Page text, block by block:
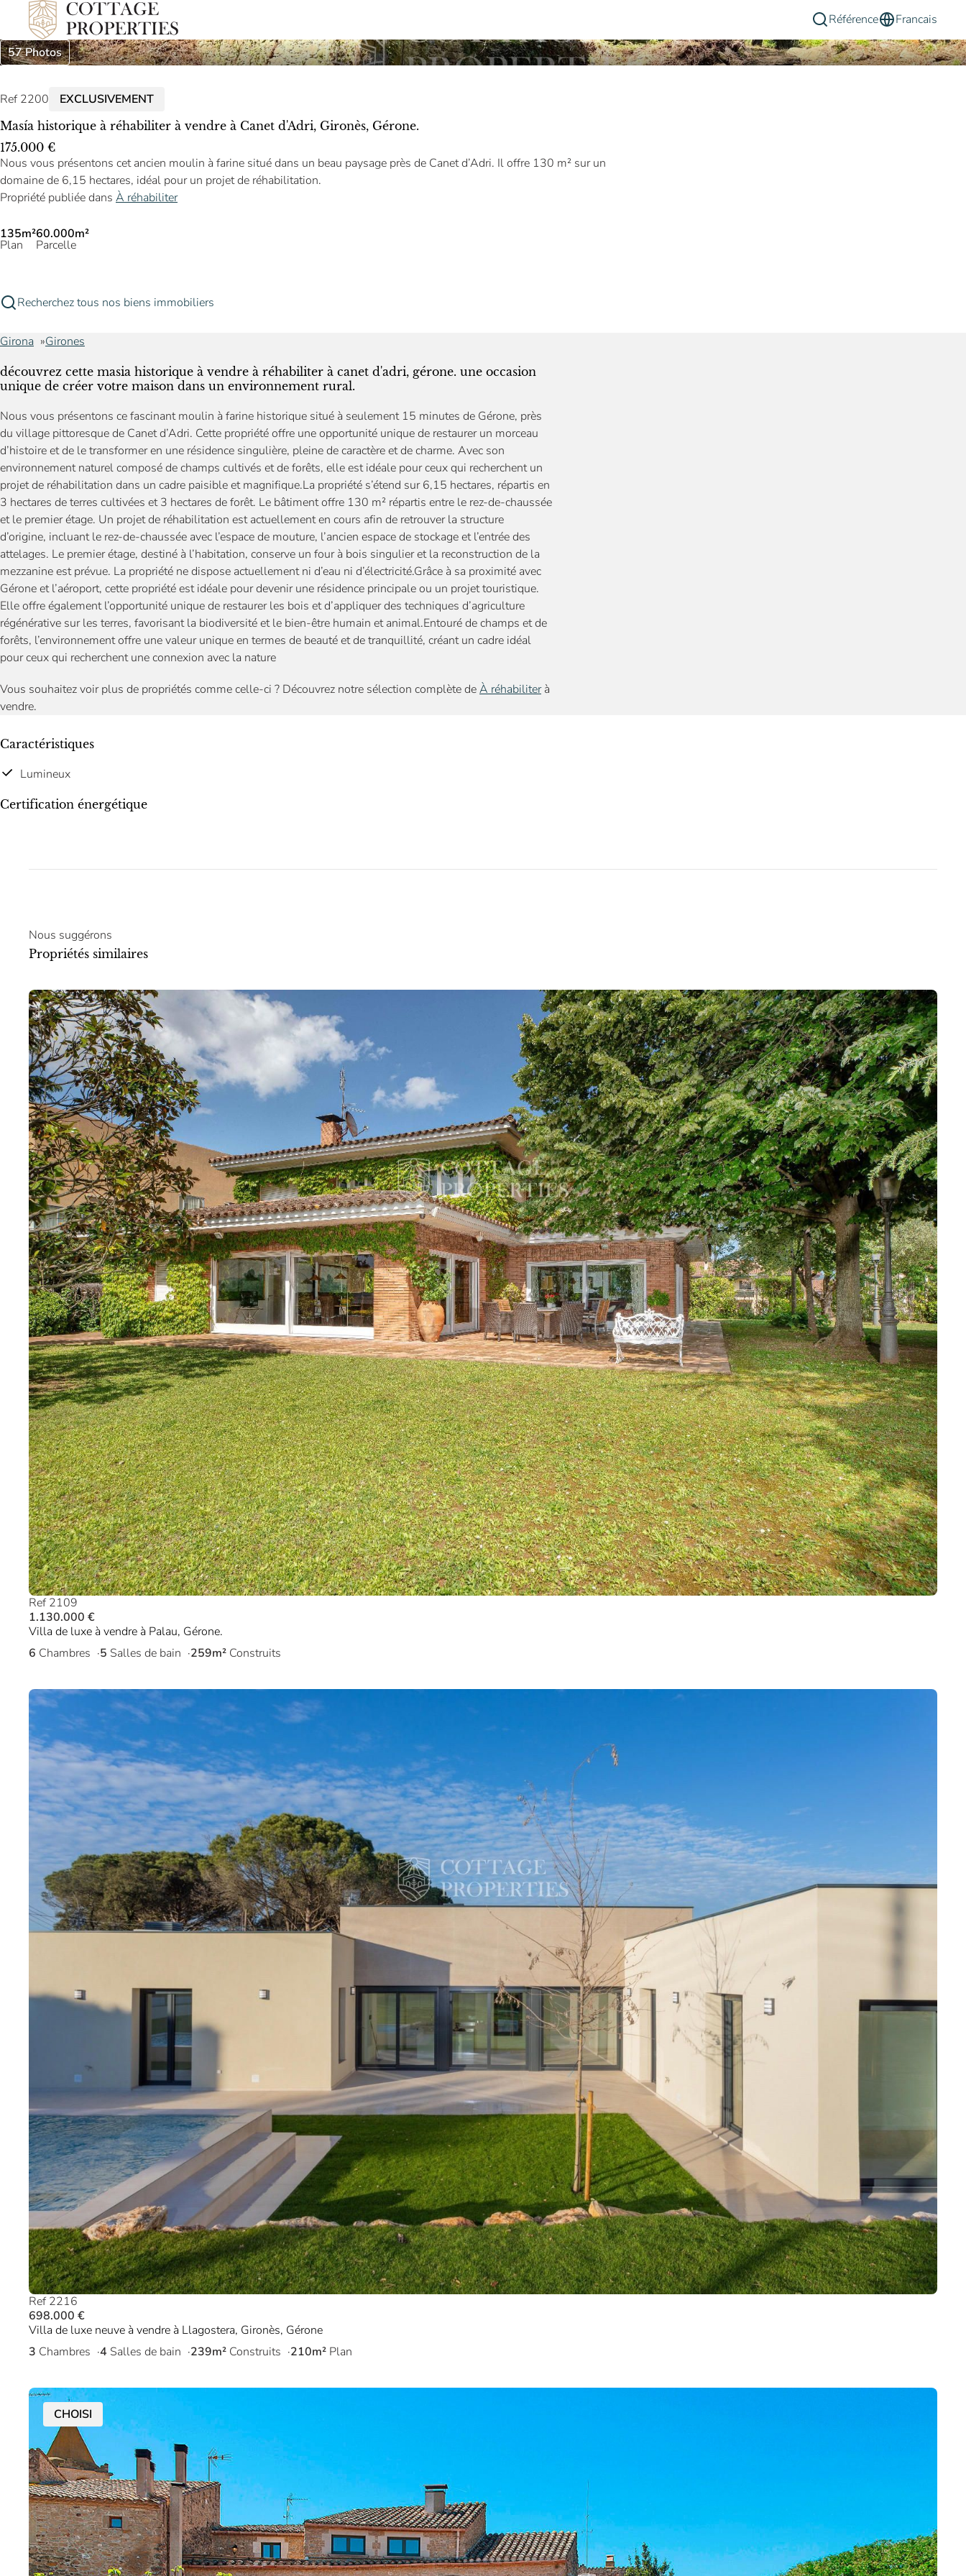
Référence Francais
57 Photos
Ref 2200 EXCLUSIVEMENT
Masía historique à réhabiliter à vendre à Canet d'Adri, Gironès, Gérone.
175.000 €
Nous vous présentons cet ancien moulin à farine situé dans un beau paysage près de Canet d’Adri. Il offre 130 m² sur un
domaine de 6,15 hectares, idéal pour un projet de réhabilitation.
Propriété publiée dans À réhabiliter
135m²
Plan
60.000m²
Parcelle
Recherchez tous nos biens immobiliers
Girona Girones
découvrez cette masia historique à vendre à réhabiliter à canet d'adri, gérone. une occasion
unique de créer votre maison dans un environnement rural.
Nous vous présentons ce fascinant moulin à farine historique situé à seulement 15 minutes de Gérone, près
du village pittoresque de Canet d’Adri. Cette propriété offre une opportunité unique de restaurer un morceau
d’histoire et de le transformer en une résidence singulière, pleine de caractère et de charme. Avec son
environnement naturel composé de champs cultivés et de forêts, elle est idéale pour ceux qui recherchent un
projet de réhabilitation dans un cadre paisible et magnifique.La propriété s’étend sur 6,15 hectares, répartis en
3 hectares de terres cultivées et 3 hectares de forêt. Le bâtiment offre 130 m² répartis entre le rez-de-chaussée
et le premier étage. Un projet de réhabilitation est actuellement en cours afin de retrouver la structure
d’origine, incluant le rez-de-chaussée avec l’espace de mouture, l’ancien espace de stockage et l’entrée des
attelages. Le premier étage, destiné à l’habitation, conserve un four à bois singulier et la reconstruction de la
mezzanine est prévue. La propriété ne dispose actuellement ni d’eau ni d’électricité.Grâce à sa proximité avec
Gérone et l’aéroport, cette propriété est idéale pour devenir une résidence principale ou un projet touristique.
Elle offre également l’opportunité unique de restaurer les bois et d’appliquer des techniques d’agriculture
régénérative sur les terres, favorisant la biodiversité et le bien-être humain et animal.Entouré de champs et de
forêts, l’environnement offre une valeur unique en termes de beauté et de tranquillité, créant un cadre idéal
pour ceux qui recherchent une connexion avec la nature
Vous souhaitez voir plus de propriétés comme celle-ci ? Découvrez notre sélection complète deÀ réhabiliterà
vendre.
Caractéristiques
Lumineux
Certification énergétique
Nous suggérons
Propriétés similaires
Ref 2109
1.130.000 €
Villa de luxe à vendre à Palau, Gérone.
6 Chambres 5 Salles de bain 259m² Construits
Ref 2216
698.000 €
Villa de luxe neuve à vendre à Llagostera, Gironès, Gérone
3 Chambres 4 Salles de bain 239m² Construits 210m² Plan
CHOISI